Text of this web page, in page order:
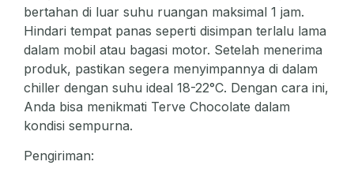
bertahan di luar suhu ruangan maksimal 1 jam.
Hindari tempat panas seperti disimpan terlalu lama
dalam mobil atau bagasi motor. Setelah menerima
produk, pastikan segera menyimpannya di dalam
chiller dengan suhu ideal 18-22°C. Dengan cara ini,
Anda bisa menikmati Terve Chocolate dalam
kondisi sempurna.
Pengiriman: